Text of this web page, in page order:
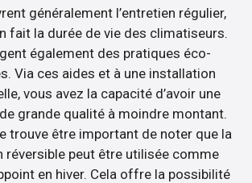
généralement l’entretien régulier,
fait la durée de vie des climatiseurs.
également des pratiques éco-
Via ces aides et à une installation
vous avez la capacité d’avoir une
grande qualité à moindre montant.
trouve être important de noter que la
réversible peut être utilisée comme
en hiver. Cela offre la possibilité